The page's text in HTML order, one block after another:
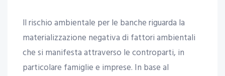
ll rischio ambientale per le banche riguarda la
materializzazione negativa di fattori ambientali
che si manifesta attraverso le controparti, in
particolare famiglie e imprese. In base al